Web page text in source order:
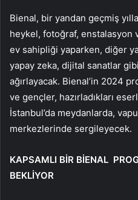
Bienal, bir yandan geçmiş
heykel, fotoğraf, enstalasyon
ev sahipliği yaparken, diğer
yapay zeka, dijital sanatlar
ağırlayacak. Bienal’in 2024
ve gençler, hazırladıkları
İstanbul’da meydanlarda,
merkezlerinde sergileyecek.
KAPSAMLI BİR BİENAL
BEKLİYOR